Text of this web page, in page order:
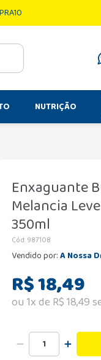
NUTRIÇÃO
Enxaguante
Melancia
350ml
Cód: 987108
Vendido por:A Nossa
R$18,49
ou1x de R$18,49